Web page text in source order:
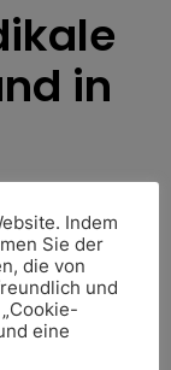
in
Indem
Sie der
die von
und
eine